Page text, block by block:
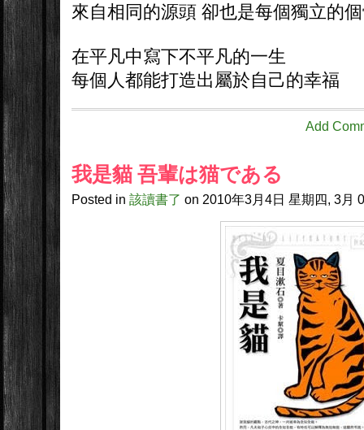
來自相同的源頭 卻也是每個獨立的
在平凡中寫下不平凡的一生
每個人都能打造出屬於自己的幸福
Add
我是貓 吾輩は猫である
Posted in該讀書了 on 2010年3月4日星期四, 3月